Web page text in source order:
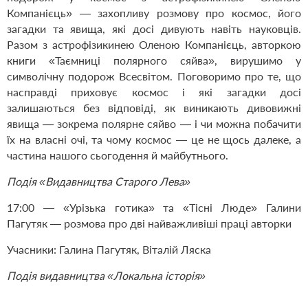
Компанієць» — захопливу розмову про космос, його
загадки та явища, які досі дивують навіть науковців.
Разом з астрофізикинею Оленою Компанієць, авторкою
книги «Таємниці полярного сяйва», вирушимо у
символічну подорож Всесвітом. Поговоримо про те, що
насправді приховує космос і які загадки досі
залишаються без відповіді, як виникають дивовижні
явища — зокрема полярне сяйво — і чи можна побачити
їх на власні очі, та чому космос — це не щось далеке, а
частина нашого сьогодення й майбутнього.
Подія «Видавництва Старого Лева»
17:00 — «Урізька готика» та «Тісні Люде» Галини
Пагутяк — розмова про дві найважливіші праці авторки
Учасники: Галина Пагутяк, Віталій Ляска
Подія видавництва «Локальна історія»